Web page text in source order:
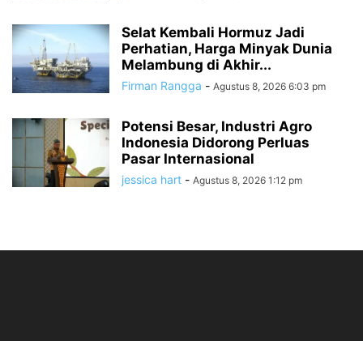
Selat Kembali Hormuz Jadi
Perhatian, Harga Minyak Dunia
Melambung di Akhir...
Firman Rangga - Agustus 8, 2026 6:03 pm
Potensi Besar, Industri Agro
Indonesia Didorong Perluas
Pasar Internasional
jessica hart - Agustus 8, 2026 1:12 pm